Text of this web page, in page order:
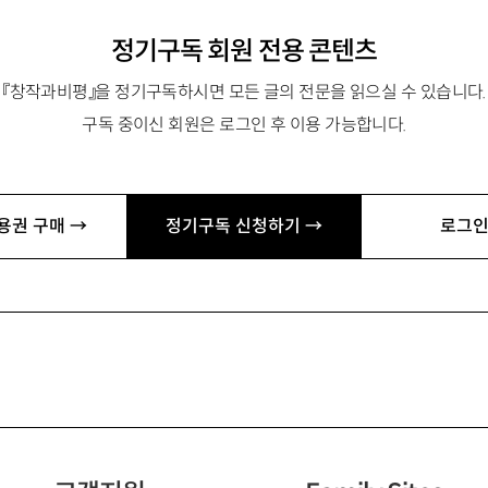
정기구독 회원 전용 콘텐츠
『창작과비평』을 정기구독하시면 모든 글의 전문을 읽으실 수 있습니다.
구독 중이신 회원은 로그인 후 이용 가능합니다.
권 구매 → 정기구독 신청하기 → 로그